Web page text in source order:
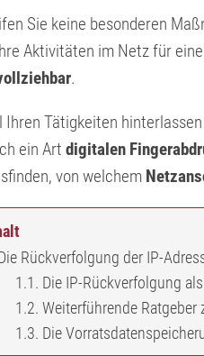
Sie keine besonderen
Aktivitäten im Netz für
.
Ihren Tätigkeiten
ein Art digitalen
von welchem
Rückverfolgung der IP-
Die IP-Rückverfolgung
Weiterführende Ratgeber
Die